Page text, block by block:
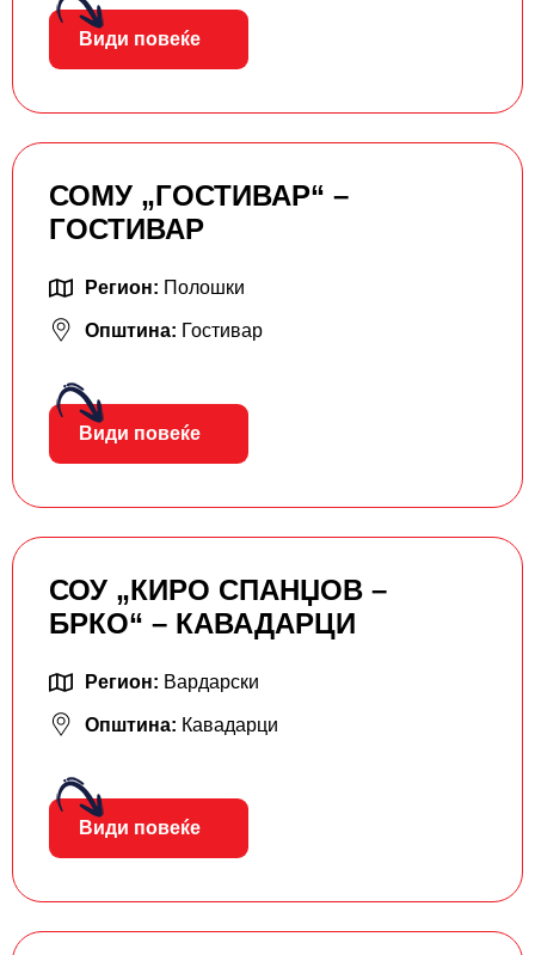
Види повеќе
СОМУ „ГОСТИВАР“ –
ГОСТИВАР
Регион: Полошки
Општина: Гостивар
Види повеќе
СОУ „КИРО СПАНЏОВ –
БРКО“ – КАВАДАРЦИ
Регион: Вардарски
Општина: Кавадарци
Види повеќе